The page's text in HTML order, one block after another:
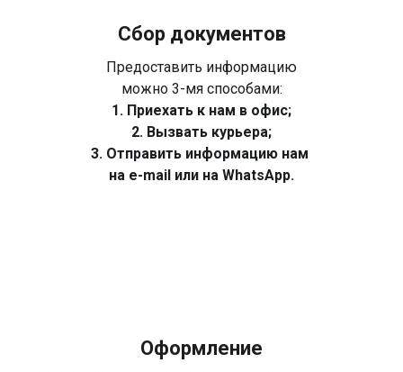
Сбор документов
Предоставить информацию
можно 3-мя способами:
1. Приехать к нам в офис;
2. Вызвать курьера;
3. Отправить информацию нам
на e-mail или на WhatsApp.
Оформление